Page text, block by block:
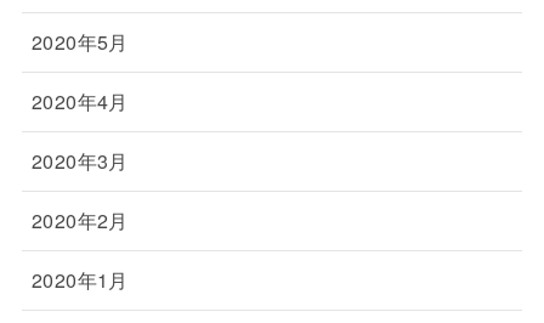
2020年5月
2020年4月
2020年3月
2020年2月
2020年1月